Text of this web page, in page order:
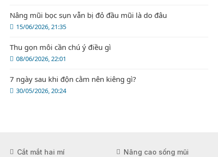
15/06/2026, 21:35
Nâng mũi bọc sụn vẫn bị đỏ đầu mũi là do đâu
08/06/2026, 22:01
Thu gọn môi cần chú ý điều gì
30/05/2026, 20:24
7 ngày sau khi độn cằm nên kiêng gì?
Cắt mắt hai mí Nâng cao sống mũi